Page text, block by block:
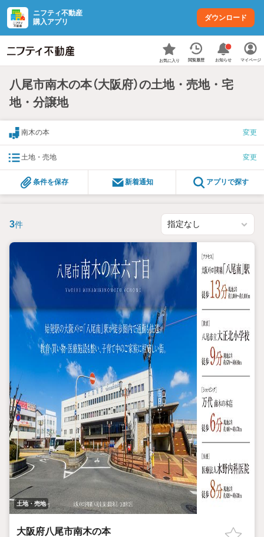
ニフティ不動産
購入アプリ
ダウンロード
お気に入り 閲覧履歴 お知らせ マイページ
八尾市南木の本（大阪府）の土地・売地・宅
地・分譲地
南木の本 変更
土地・売地 変更
条件を保存 新着通知 アプリで探す
3件
土地・売地
大阪府八尾市南木の本